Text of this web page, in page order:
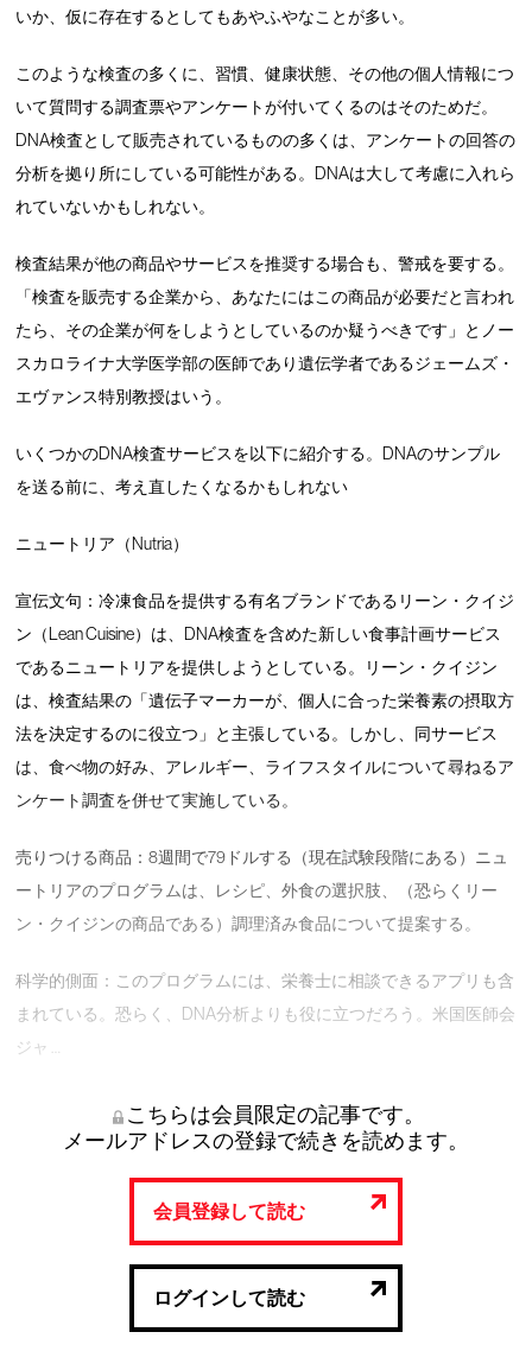
いか、仮に存在するとしてもあやふやなことが多い。
このような検査の多くに、習慣、健康状態、その他の個人情報につ
いて質問する調査票やアンケートが付いてくるのはそのためだ。
DNA検査として販売されているものの多くは、アンケートの回答の
分析を拠り所にしている可能性がある。DNAは大して考慮に入れら
れていないかもしれない。
検査結果が他の商品やサービスを推奨する場合も、警戒を要する。
「検査を販売する企業から、あなたにはこの商品が必要だと言われ
たら、その企業が何をしようとしているのか疑うべきです」とノー
スカロライナ大学医学部の医師であり遺伝学者であるジェームズ・
エヴァンス特別教授はいう。
いくつかのDNA検査サービスを以下に紹介する。DNAのサンプル
を送る前に、考え直したくなるかもしれない
ニュートリア（Nutria）
宣伝文句：冷凍食品を提供する有名ブランドであるリーン・クイジ
ン（Lean Cuisine）は、DNA検査を含めた新しい食事計画サービス
であるニュートリアを提供しようとしている。リーン・クイジン
は、検査結果の「遺伝子マーカーが、個人に合った栄養素の摂取方
法を決定するのに役立つ」と主張している。しかし、同サービス
は、食べ物の好み、アレルギー、ライフスタイルについて尋ねるア
ンケート調査を併せて実施している。
売りつける商品：8週間で79ドルする（現在試験段階にある）ニュ
ートリアのプログラムは、レシピ、外食の選択肢、（恐らくリー
ン・クイジンの商品である）調理済み食品について提案する。
科学的側面：このプログラムには、栄養士に相談できるアプリも含
まれている。恐らく、DNA分析よりも役に立つだろう。米国医師会
ジャ …
こちらは会員限定の記事です。
メールアドレスの登録で続きを読めます。
会員登録して読む
ログインして読む